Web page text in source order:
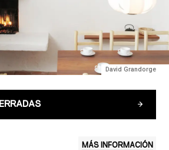
David Grandorge
MÁS INFORMACIÓN